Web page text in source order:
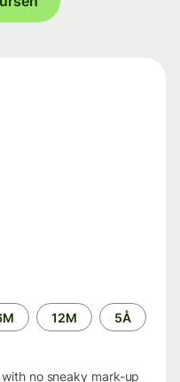
12M 5Å
no sneaky mark-up